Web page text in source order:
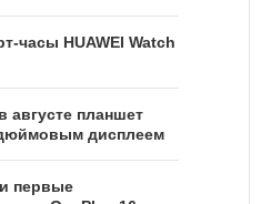
часы HUAWEI Watch
августе планшет
дисплеем
первые